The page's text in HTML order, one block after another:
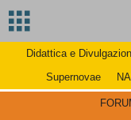
Didattica e
Supernovae